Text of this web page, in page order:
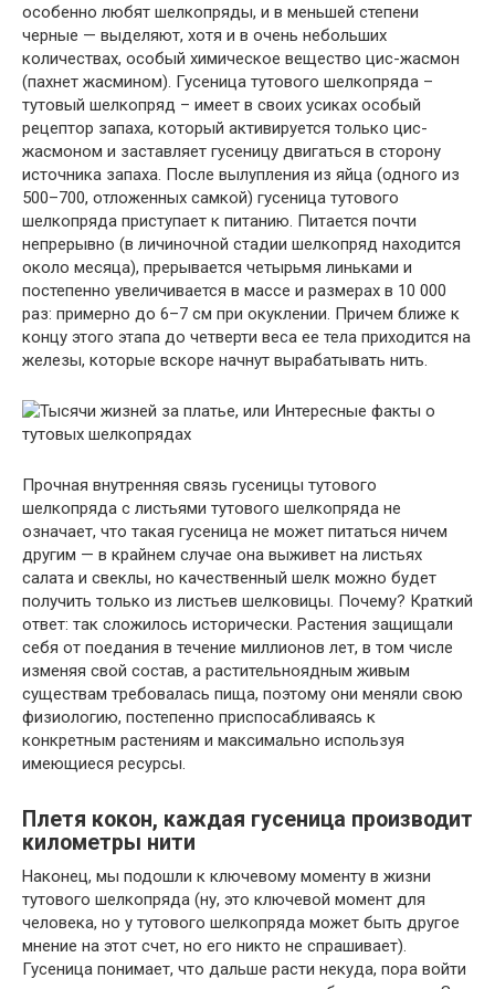
особенно любят шелкопряды, и в меньшей степени
черные — выделяют, хотя и в очень небольших
количествах, особый химическое вещество цис-жасмон
(пахнет жасмином). Гусеница тутового шелкопряда –
тутовый шелкопряд – имеет в своих усиках особый
рецептор запаха, который активируется только цис-
жасмоном и заставляет гусеницу двигаться в сторону
источника запаха. После вылупления из яйца (одного из
500–700, отложенных самкой) гусеница тутового
шелкопряда приступает к питанию. Питается почти
непрерывно (в личиночной стадии шелкопряд находится
около месяца), прерывается четырьмя линьками и
постепенно увеличивается в массе и размерах в 10 000
раз: примерно до 6–7 см при окуклении. Причем ближе к
концу этого этапа до четверти веса ее тела приходится на
железы, которые вскоре начнут вырабатывать нить.
Прочная внутренняя связь гусеницы тутового
шелкопряда с листьями тутового шелкопряда не
означает, что такая гусеница не может питаться ничем
другим — в крайнем случае она выживет на листьях
салата и свеклы, но качественный шелк можно будет
получить только из листьев шелковицы. Почему? Краткий
ответ: так сложилось исторически. Растения защищали
себя от поедания в течение миллионов лет, в том числе
изменяя свой состав, а растительноядным живым
существам требовалась пища, поэтому они меняли свою
физиологию, постепенно приспосабливаясь к
конкретным растениям и максимально используя
имеющиеся ресурсы.
Плетя кокон, каждая гусеница производит
километры нити
Наконец, мы подошли к ключевому моменту в жизни
тутового шелкопряда (ну, это ключевой момент для
человека, но у тутового шелкопряда может быть другое
мнение на этот счет, но его никто не спрашивает).
Гусеница понимает, что дальше расти некуда, пора войти